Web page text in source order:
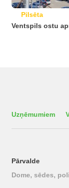
Pilsēta
Ventspils ostu
Uzņēmumiem
Pārvalde
Dome, sēdes,